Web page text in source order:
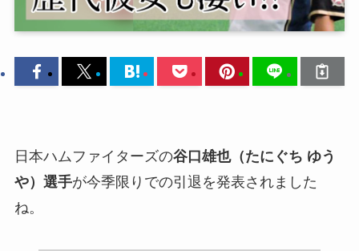
日本ハムファイターズの谷口雄也（たにぐち ゆう
や）選手が今季限りでの引退を発表されました
ね。